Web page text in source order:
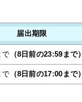
届出期限
で （8日前の23:59まで）
で （8日前の17:00まで）